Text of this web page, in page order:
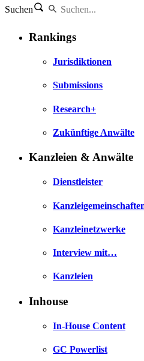
Suchen
Rankings
Jurisdiktionen
Submissions
Research+
Zukünftige Anwälte
Kanzleien & Anwälte
Dienstleister
Kanzleinetzwerke
Interview mit…
Kanzleien
Inhouse
In-House Content
GC Powerlist